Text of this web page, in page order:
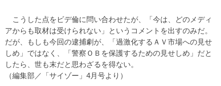
こうした点をビデ倫に問い合わせたが、「今は、どのメディ
アからも取材は受けられない」というコメントを出すのみだ。
だが、もしも今回の逮捕劇が、「過激化するＡＶ市場への見せ
しめ」ではなく、「警察ＯＢを保護するための見せしめ」だと
したら、世も末だと思わざるを得ない。
（編集部／「サイゾー」4月号より）